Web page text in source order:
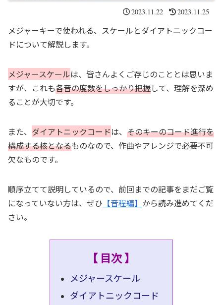
2023.11.22 2023.11.25
メジャーキーで使われる、スケールとダイアトニックコー
ドについて解説します。
メジャースケールは、皆さんよくご存じのこととは思いま
すが、これも各音の度数をしっかり把握して、理解を深め
ることが大切です。
また、 ダイアトニックコードは、 そのキーのコード進行を
構成する核となるものなので、作曲やアレンジで必要不可
欠なものです。
順序立てて説明しているので、前回までの記事をまだご覧
になっていない方は、ぜひ 【音程編】 から読み進めてくだ
さい。
【 目次 】
メジャースケール
ダイアトニックコード